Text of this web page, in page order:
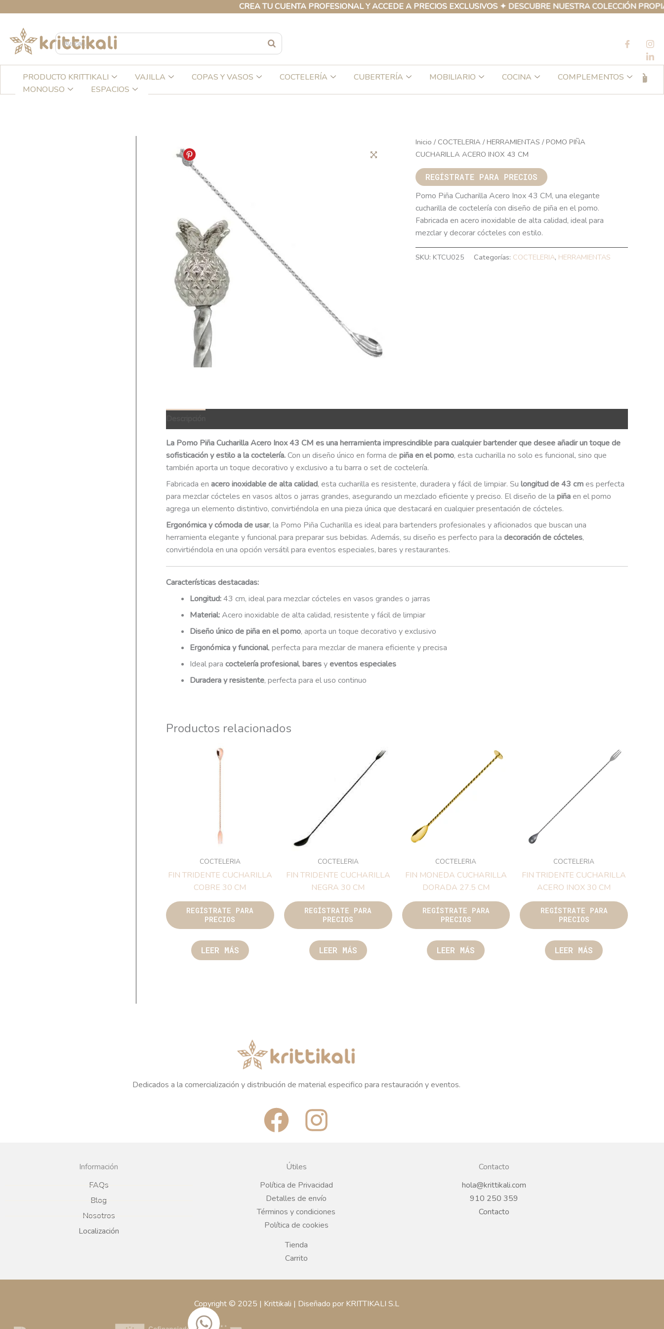
CREA TU CUENTA PROFESIONAL Y ACCEDE A PRECIOS EXCLUSIVOS ✦ DESCUBRE NUESTRA COLECCIÓN PROPIA DE
contenido
PRODUCTO KRITTIKALI VAJILLA COPAS Y VASOS COCTELERÍA CUBERTERÍA MOBILIARIO COCINA
COMPLEMENTOS
MONOUSO
ESPACIOS
Inicio / COCTELERIA / HERRAMIENTAS / POMO PIÑA
CUCHARILLA ACERO INOX 43 CM
REGÍSTRATE PARA PRECIOS
Pomo Piña Cucharilla Acero Inox 43 CM, una elegante
cucharilla de coctelería con diseño de piña en el pomo.
Fabricada en acero inoxidable de alta calidad, ideal para
mezclar y decorar cócteles con estilo.
SKU: KTCU025 Categorías: COCTELERIA, HERRAMIENTAS
La Pomo Piña Cucharilla Acero Inox 43 CM es una herramienta imprescindible para cualquier bartender que desee añadir un toque de
sofisticación y estilo a la coctelería.Con un diseño único en forma de piña en el pomo, esta cucharilla no solo es funcional, sino que
también aporta un toque decorativo y exclusivo a tu barra o set de coctelería.
Fabricada en acero inoxidable de alta calidad, esta cucharilla es resistente, duradera y fácil de limpiar. Su longitud de 43 cmes perfecta
para mezclar cócteles en vasos altos o jarras grandes, asegurando un mezclado eficiente y preciso. El diseño de la piñaen el pomo
agrega un elemento distintivo, convirtiéndola en una pieza única que destacará en cualquier presentación de cócteles.
Ergonómica y cómoda de usar, la Pomo Piña Cucharilla es ideal para bartenders profesionales y aficionados que buscan una
herramienta elegante y funcional para preparar sus bebidas. Además, su diseño es perfecto para la decoración de cócteles,
convirtiéndola en una opción versátil para eventos especiales, bares y restaurantes.
Características destacadas:
Longitud:43 cm, ideal para mezclar cócteles en vasos grandes o jarras
Material:Acero inoxidable de alta calidad, resistente y fácil de limpiar
Diseño único de piña en el pomo, aporta un toque decorativo y exclusivo
Ergonómica y funcional, perfecta para mezclar de manera eficiente y precisa
Ideal para coctelería profesional, baresyeventos especiales
Duradera y resistente, perfecta para el uso continuo
Productos relacionados
COCTELERIA
FIN TRIDENTE CUCHARILLA
COBRE 30 CM
REGÍSTRATE PARA
PRECIOS
LEER MÁS
COCTELERIA
FIN TRIDENTE CUCHARILLA
NEGRA 30 CM
REGÍSTRATE PARA
PRECIOS
LEER MÁS
COCTELERIA
FIN MONEDA CUCHARILLA
DORADA 27.5 CM
REGÍSTRATE PARA
PRECIOS
LEER MÁS
COCTELERIA
FIN TRIDENTE CUCHARILLA
ACERO INOX 30 CM
REGÍSTRATE PARA
PRECIOS
LEER MÁS
Dedicados a la comercialización y distribución de material especifico para restauración y eventos.
F
a
c
e
b
o
o
k
I
n
t
a
a
m
Información
FAQs
Blog
Nosotros
Localización
Útiles
Política de Privacidad
Detalles de envío
Términos y condiciones
Política de cookies
Tienda
Carrito
Contacto
hola@krittikali.com
910 250 359
Contacto
Copyright © 2025 | Krittikali | Diseñado por KRITTIKALI S.L